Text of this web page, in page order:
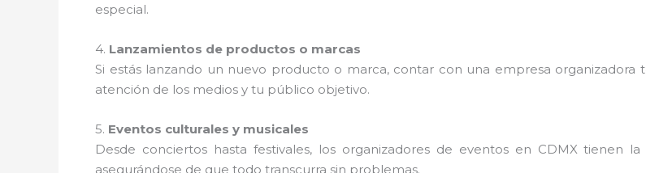
especial.
4. Lanzamientos de productos o marcas
Si estás lanzando un nuevo producto o marca, contar con una empresa
atención de los medios y tu público objetivo.
5. Eventos culturales y musicales
Desde conciertos hasta festivales, los organizadores de eventos en CDMX tienen
asegurándose de que todo transcurra sin problemas.